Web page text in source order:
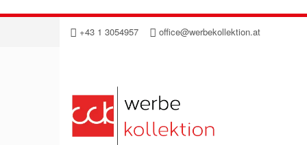
Direkt
Inhalt
+43 1 3054957 office@werbekollektion.at